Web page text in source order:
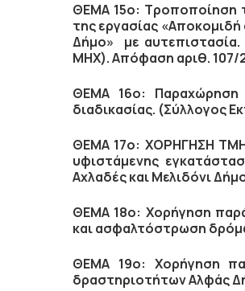
ΘΕΜΑ 15ο: Τροποποίηση
της εργασίας
Δήμο» με
ΜΗΧ). Απόφαση αριθ. 107/
ΘΕΜΑ 16ο: Παραχώρηση
διαδικασίας. (Σύλλογος
ΘΕΜΑ 17ο: ΧΟΡΗΓΗΣΗ
υφιστάμενης
Αχλαδές και Μελιδόνι
ΘΕΜΑ 18ο: Xορήγηση
και ασφαλτόστρωση
ΘΕΜΑ 19ο: Xορήγηση
δραστηριοτήτων Αλφάς